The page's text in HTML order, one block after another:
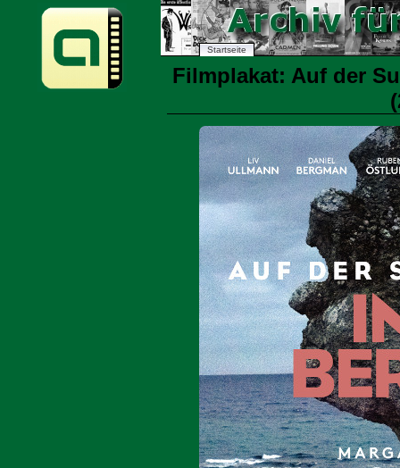
Startseite
Filmplakat: Auf der